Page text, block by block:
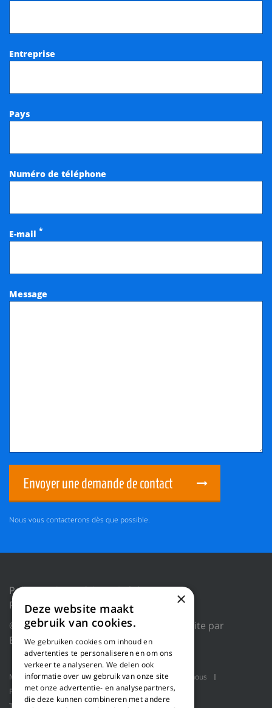
Entreprise
Pays
Numéro de téléphone
E-mail *
Message
Envoyer une demande de contact
Nous vous contacterons dès que possible.
Politique de confidentialité
Réinitialiser les cookies
© 2018 WILLEMS BALING EQUIPMENT |
Site par
Blue Dragon Digital Technology.
Machines Applications produit
Qui sommes-nous
Projets
Service
Ligne de rabotage
×
Deze website maakt
gebruik van cookies.
We gebruiken cookies om inhoud en
advertenties te personaliseren en om ons
verkeer te analyseren. We delen ook
informatie over uw gebruik van onze site
met onze advertentie- en analysepartners,
die deze kunnen combineren met andere